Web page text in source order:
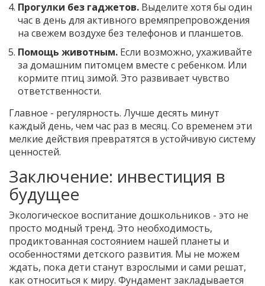
Прогулки без гаджетов. Выделите хотя бы один
час в день для активного времяпрепровождения
на свежем воздухе без телефонов и планшетов.
Помощь животным. Если возможно, ухаживайте
за домашним питомцем вместе с ребенком. Или
кормите птиц зимой. Это развивает чувство
ответственности.
Главное - регулярность. Лучше десять минут
каждый день, чем час раз в месяц. Со временем эти
мелкие действия превратятся в устойчивую систему
ценностей.
Заключение: инвестиция в
будущее
Экологическое воспитание дошкольников - это не
просто модный тренд. Это необходимость,
продиктованная состоянием нашей планеты и
особенностями детского развития. Мы не можем
ждать, пока дети станут взрослыми и сами решат,
как относиться к миру. Фундамент закладывается